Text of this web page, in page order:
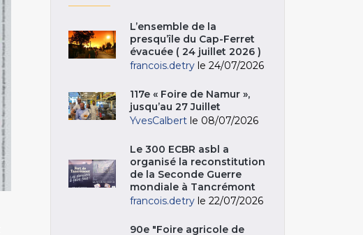
L’ensemble de la
presqu’île du Cap-Ferret
évacuée ( 24 juillet 2026 )
francois.detry le 24/07/2026
117e « Foire de Namur »,
jusqu’au 27 Juillet
YvesCalbert le 08/07/2026
Le 300 ECBR asbl a
organisé la reconstitution
de la Seconde Guerre
mondiale à Tancrémont
francois.detry le 22/07/2026
90e "Foire agricole de